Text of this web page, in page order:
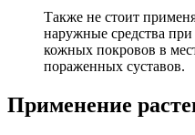
Также не стоит
наружные средства
кожных покровов в
пораженных суставов.
Применение